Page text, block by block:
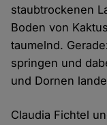
staubtrockenen
Boden von
taumelnd.
springen und
und Dornen
Claudia Fichtel